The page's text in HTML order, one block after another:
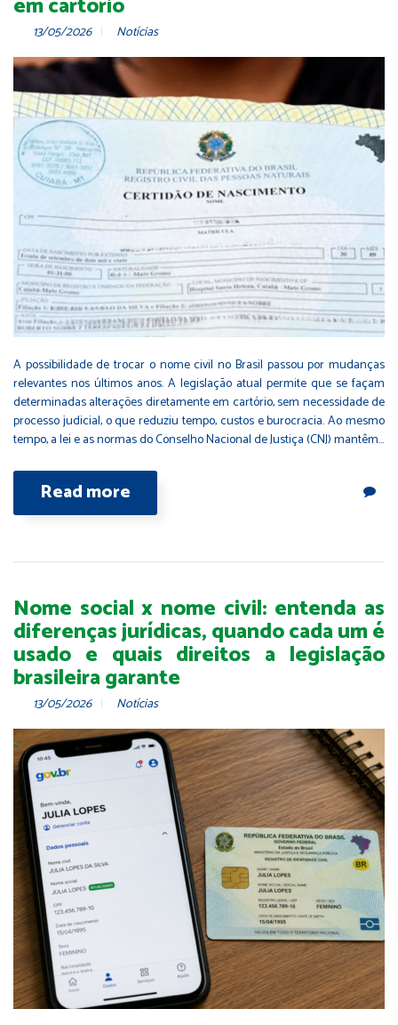
em cartório
13/05/2026 Notícias
A possibilidade de trocar o nome civil no Brasil passou por mudanças
relevantes nos últimos anos. A legislação atual permite que se façam
determinadas alterações diretamente em cartório, sem necessidade de
processo judicial, o que reduziu tempo, custos e burocracia. Ao mesmo
tempo, a lei e as normas do Conselho Nacional de Justiça (CNJ) mantêm…
Read more
Nome social x nome civil: entenda as
diferenças jurídicas, quando cada um é
usado e quais direitos a legislação
brasileira garante
13/05/2026 Notícias